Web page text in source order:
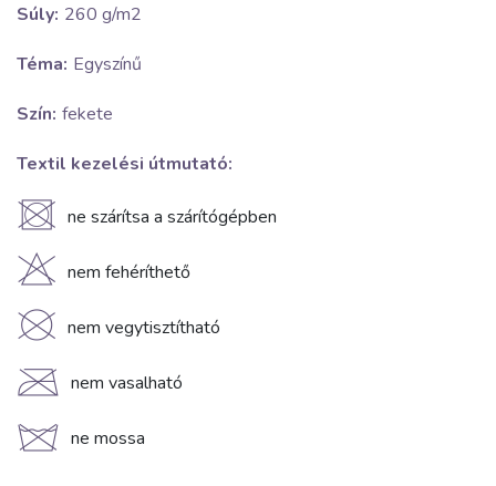
Súly: 260 g/m2
Téma: Egyszínű
Szín: fekete
Textil kezelési útmutató:
U ne szárítsa a szárítógépben
H nem fehéríthető
K nem vegytisztítható
C nem vasalható
d ne mossa